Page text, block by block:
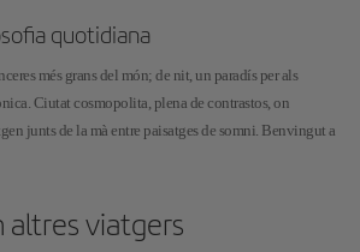
quotidiana
més grans del món; de nit, un paradís per als
Ciutat cosmopolita, plena de contrastos, on
junts de la mà entre paisatges de somni. Benvingut a
altres viatgers